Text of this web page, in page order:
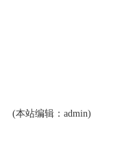
(本站编辑：admin)